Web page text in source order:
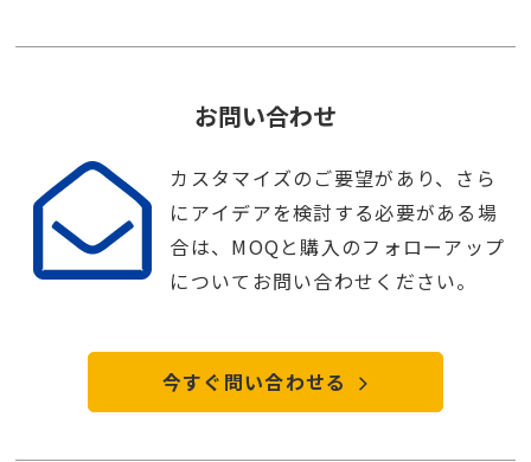
お問い合わせ
カスタマイズのご要望があり、さら
にアイデアを検討する必要がある場
合は、MOQと購入のフォローアップ
についてお問い合わせください。
今すぐ問い合わせる